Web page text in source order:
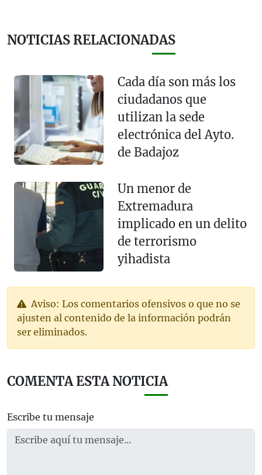
NOTICIAS RELACIONADAS
Cada día son más los
ciudadanos que
utilizan la sede
electrónica del Ayto.
de Badajoz
Un menor de
Extremadura
implicado en un delito
de terrorismo
yihadista
Aviso: Los comentarios ofensivos o que no se
ajusten al contenido de la información podrán
ser eliminados.
COMENTA ESTA NOTICIA
Escribe tu mensaje